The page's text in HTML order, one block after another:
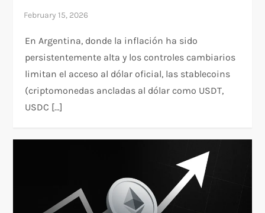
En Argentina, donde la inflación ha sido
persistentemente alta y los controles cambiarios
limitan el acceso al dólar oficial, las stablecoins
(criptomonedas ancladas al dólar como USDT,
USDC […]